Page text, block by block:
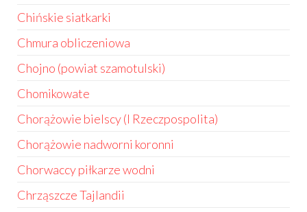
Chińskie siatkarki
Chmura obliczeniowa
Chojno (powiat szamotulski)
Chomikowate
Chorążowie bielscy (I Rzeczpospolita)
Chorążowie nadworni koronni
Chorwaccy piłkarze wodni
Chrząszcze Tajlandii